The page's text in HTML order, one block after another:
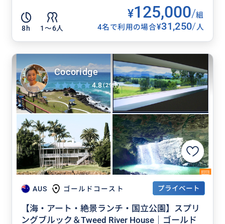
8h 1〜6人
¥125,000/組
4名で利用の場合¥31,250/人
AUS ゴールドコースト プライベート
【海・アート・絶景ランチ・国立公園】スプリ
ングブルック＆Tweed River House｜ゴールド
Cocoridge
4.8(29件)